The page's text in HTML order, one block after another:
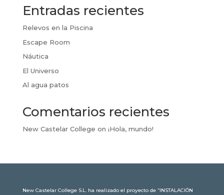
Entradas recientes
Relevos en la Piscina
Escape Room
Náutica
El Universo
Al agua patos
Comentarios recientes
New Castelar College on ¡Hola, mundo!
New Castelar College S.L. ha realizado el proyecto de “INSTALACIÓN